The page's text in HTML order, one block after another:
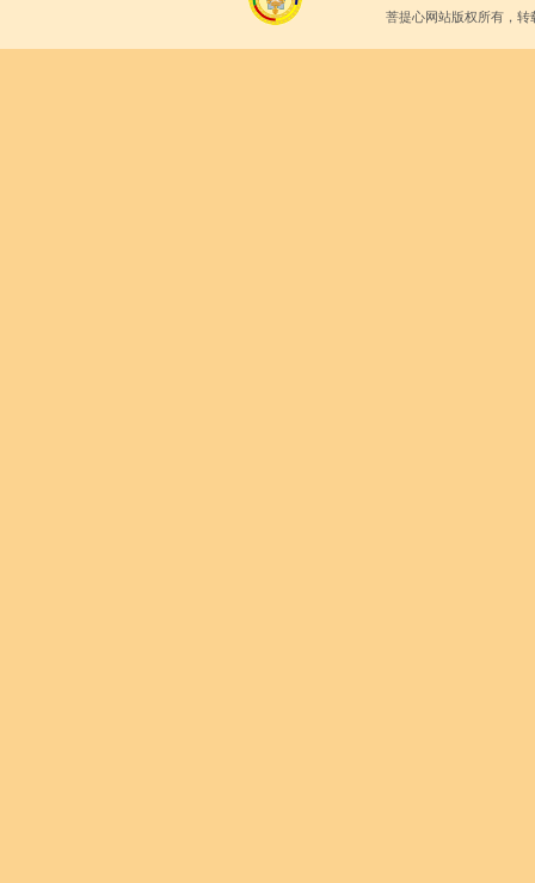
菩提心网站版权所有，